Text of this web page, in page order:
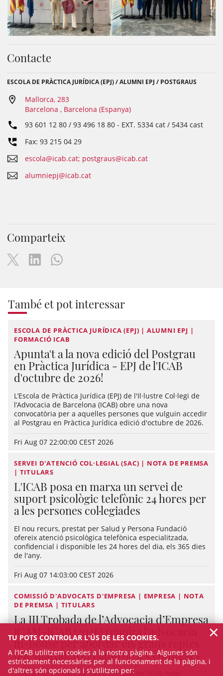
Contacte
ESCOLA DE PRÀCTICA JURÍDICA (EPJ) / ALUMNI EPJ / POSTGRAUS
Mallorca, 283
Barcelona , Barcelona (Espanya)
93 601 12 80 / 93 496 18 80 - EXT. 5334 cat / 5434 cast
Fax: 93 215 04 29
escola@icab.cat; postgraus@icab.cat
alumniepj@icab.cat
Comparteix
També et pot interessar
ESCOLA DE PRÀCTICA JURÍDICA (EPJ) | ALUMNI EPJ |
FORMACIÓ ICAB
Apunta't a la nova edició del Postgrau
en Pràctica Jurídica - EPJ de l'ICAB
d'octubre de 2026!
L’Escola de Pràctica Jurídica (EPJ) de l'Il·lustre Col·legi de
l’Advocacia de Barcelona (ICAB) obre una nova
convocatòria per a aquelles persones que vulguin accedir
al Postgrau en Pràctica Jurídica edició d'octubre de 2026.
Fri Aug 07 22:00:00 CEST 2026
SERVEI D'ATENCIÓ COL·LEGIAL (SAC) | NOTA DE PREMSA
| TITULARS
L'ICAB posa en marxa un servei de
suport psicològic telefònic 24 hores per
a les persones col·legiades
El nou recurs, prestat per Salud y Persona Fundació
ofereix atenció psicològica telefònica especialitzada,
confidencial i disponible les 24 hores del dia, els 365 dies
de l'any.
Fri Aug 07 14:03:00 CEST 2026
COMISSIÓ D'ADVOCATS D'EMPRESA | EMPRESA | NOTA
DE PREMSA | TITULARS
La III Trobada de l’Advocacia d’Empresa
ICAM-ICAB (2026) reunirà l’advocacia
in-house per abordar els grans reptes
que marquen el rumb de les empreses
Tindrà lloc els dies 22 i 23 d’octubre de 2026, sota
TU POTS CONTROLAR L'ÚS DE LES COOKIES.
A l’ICAB utilitzem cookies a la nostra pàgina. Algunes són
estrictament necessàries per al funcionament de la pàgina, i
d'altres són opcionals i s'utilitzen per:
×